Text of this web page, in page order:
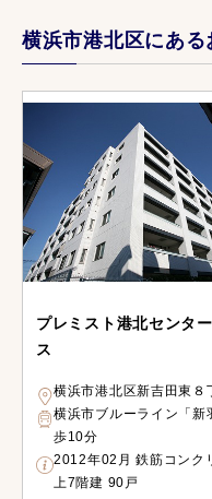
横浜市港北区にあ
プレミスト港北センタ
ス
横浜市港北区新吉田東８
横浜市ブルーライン「
歩10分
2012年02月 鉄筋コンク
上7階建 90戸